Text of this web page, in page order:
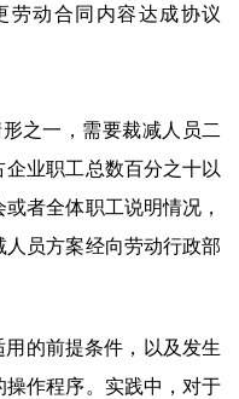
劳动合同内容达成协议
之一，需要裁减人员二
业职工总数百分之十以
者全体职工说明情况，
员方案经向劳动行政部
用的前提条件，以及发生
作程序。实践中，对于